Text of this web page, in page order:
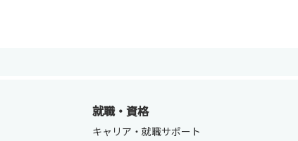
就職・資格
キャリア・就職サポート